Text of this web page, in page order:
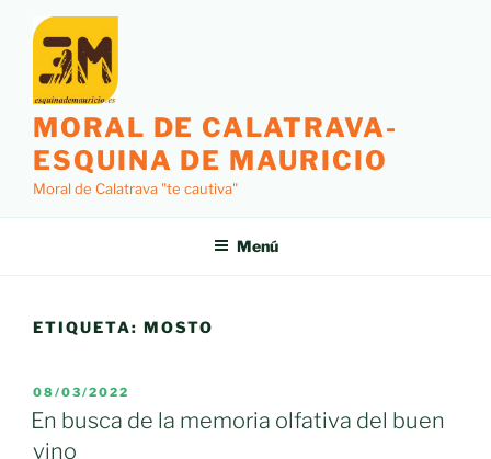
contenido
MORAL DE CALATRAVA-
ESQUINA DE MAURICIO
Moral de Calatrava "te cautiva"
Menú
ETIQUETA: MOSTO
PUBLICADO
EL
08/03/2022
En busca de la memoria olfativa del buen
vino